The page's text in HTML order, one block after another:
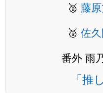
🥈 藤
🥉 佐
番外 雨
「推